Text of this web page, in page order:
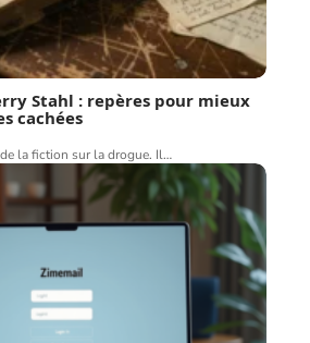
Stahl : repères pour mieux
cachées
la fiction sur la drogue. Il…